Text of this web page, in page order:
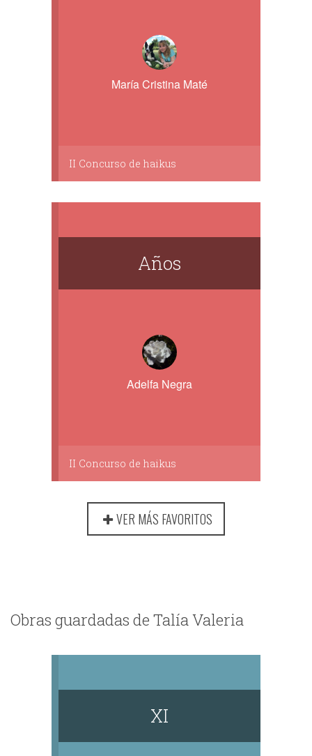
María Cristina Maté
II Concurso de haikus
Años
Adelfa Negra
II Concurso de haikus
VER MÁS FAVORITOS
Obras guardadas de Talía Valeria
XI